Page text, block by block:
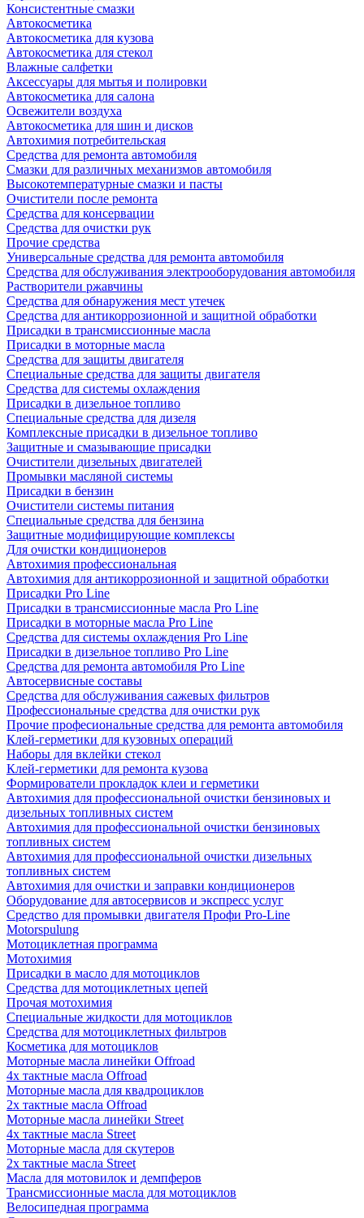
Консистентные смазки
Автокосметика
Автокосметика для кузова
Автокосметика для стекол
Влажные салфетки
Аксессуары для мытья и полировки
Автокосметика для салона
Освежители воздуха
Автокосметика для шин и дисков
Автохимия потребительская
Средства для ремонта автомобиля
Смазки для различных механизмов автомобиля
Высокотемпературные смазки и пасты
Очистители после ремонта
Средства для консервации
Средства для очистки рук
Прочие средства
Универсальные средства для ремонта автомобиля
Средства для обслуживания электрооборудования автомобиля
Растворители ржавчины
Средства для обнаружения мест утечек
Средства для антикоррозионной и защитной обработки
Присадки в трансмиссионные масла
Присадки в моторные масла
Средства для защиты двигателя
Специальныe средства для защиты двигателя
Средства для системы охлаждения
Присадки в дизельное топливо
Спeциальные средства для дизеля
Комплексные присадки в дизельное топливо
Защитные и смазывающие присадки
Очистители дизельных двигателей
Промывки масляной системы
Присадки в бензин
Очистители системы питания
Специальные срeдства для бензина
Защитные модифицирующие комплексы
Для очистки кондиционеров
Автохимия профессиональная
Автохимия для антикоррозионной и защитной обработки
Присадки Pro Line
Присадки в трансмиссионные масла Pro Line
Присадки в моторные масла Pro Line
Средства для системы охлаждения Pro Line
Присадки в дизельное топливо Pro Line
Средства для ремонта автомобиля Pro Line
Автосервисные составы
Средства для обслуживания сажевых фильтров
Профессиональные средства для очистки рук
Прочие професиональные средства для ремонта автомобиля
Клей-герметики для кузовных операций
Наборы для вклейки стекол
Клей-герметики для ремонта кузова
Формирователи прокладок клеи и герметики
Автохимия для профессиональной очистки бензиновых и
дизельных топливных систем
Автохимия для профессиональной очистки бензиновых
топливных систем
Автохимия для профессиональной очистки дизельных
топливных систем
Автохимия для очистки и заправки кондиционеров
Оборудование для автосервисов и экспресс услуг
Средство для промывки двигателя Профи Pro-Line
Motorspulung
Мотоциклетная программа
Мотохимия
Присадки в масло для мотоциклов
Средства для мотоциклетных цепей
Прочая мотохимия
Специальные жидкости для мотоциклов
Средства для мотоциклетных фильтров
Косметика для мотоциклов
Моторные масла линейки Offroad
4х тактные масла Offroad
Моторные масла для квадроциклов
2х тактные масла Offroad
Моторные масла линейки Street
4х тактные масла Street
Моторные масла для скутеров
2х тактные масла Street
Масла для мотовилок и демпферов
Трансмиссионные масла для мотоциклов
Велосипедная программа